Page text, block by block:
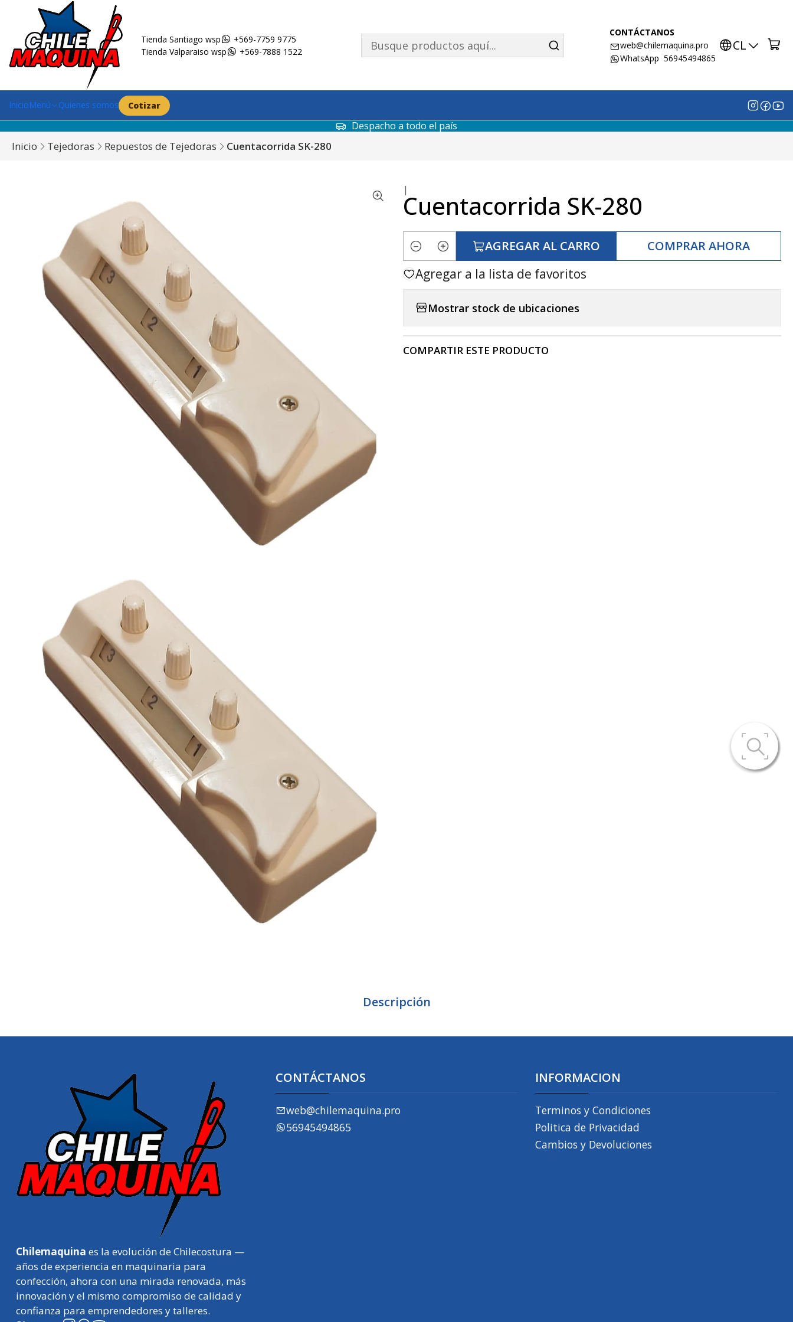
Tienda Santiago wsp
+569-7759 9775
Tienda Valparaiso wsp
+569-7888 1522
CONTÁCTANOS
web@chilemaquina.pro
WhatsApp 56945494865
CL
InicioMenú Quienes somos Cotizar
Despacho a todo el país
Inicio Tejedoras Repuestos de Tejedoras Cuentacorrida SK-280
|
Cuentacorrida SK-280
Cantidad
AGREGAR AL CARRO COMPRAR AHORA
Agregar a la lista de favoritos
Mostrar stock de ubicaciones
COMPARTIR ESTE PRODUCTO
Descripción
Chilemaquina es la evolución de Chilecostura —
años de experiencia en maquinaria para
confección, ahora con una mirada renovada, más
innovación y el mismo compromiso de calidad y
confianza para emprendedores y talleres.
CONTÁCTANOS
web@chilemaquina.pro
56945494865
INFORMACION
Terminos y Condiciones
Politica de Privacidad
Cambios y Devoluciones